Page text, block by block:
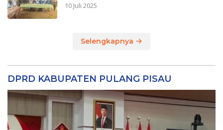
10 Juli 2025
Selengkapnya
DPRD KABUPATEN PULANG PISAU